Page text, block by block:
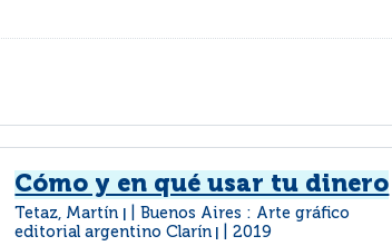
Cómo y en qué usar tu dinero
Tetaz, Martín
Buenos Aires : Arte gráfico
editorial argentino Clarín
2019